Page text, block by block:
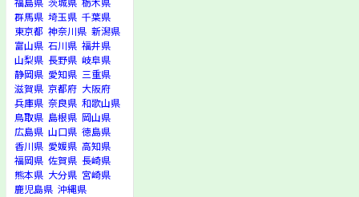
群馬県 埼玉県 千葉県
東京都 神奈川県 新潟県
富山県 石川県 福井県
山梨県 長野県 岐阜県
静岡県 愛知県 三重県
滋賀県 京都府 大阪府
兵庫県 奈良県 和歌山県
鳥取県 島根県 岡山県
広島県 山口県 徳島県
香川県 愛媛県 高知県
福岡県 佐賀県 長崎県
熊本県 大分県 宮崎県
鹿児島県 沖縄県